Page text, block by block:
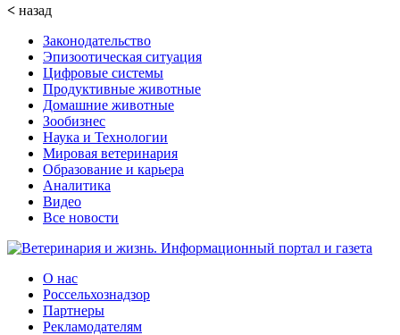
< назад
Законодательство
Эпизоотическая ситуация
Цифровые системы
Продуктивные животные
Домашние животные
Зообизнес
Наука и Технологии
Мировая ветеринария
Образование и карьера
Аналитика
Видео
Все новости
О нас
Россельхознадзор
Партнеры
Рекламодателям